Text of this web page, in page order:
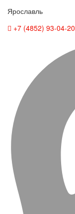
Ярославль
+7 (4852) 93-04-20